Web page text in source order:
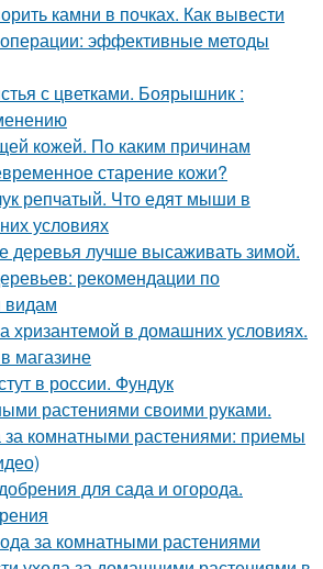
камни в почках. Как вывести
операции: эффективные методы
с цветками. Боярышник :
кожей. По каким причинам
старение кожи?
репчатый. Что едят мыши в
условиях
деревья лучше высаживать зимой.
рекомендации по
видам
хризантемой в домашних условиях.
магазине
в россии. Фундук
растениями своими руками.
за комнатными растениями: приемы
для сада и огорода.
за комнатными растениями